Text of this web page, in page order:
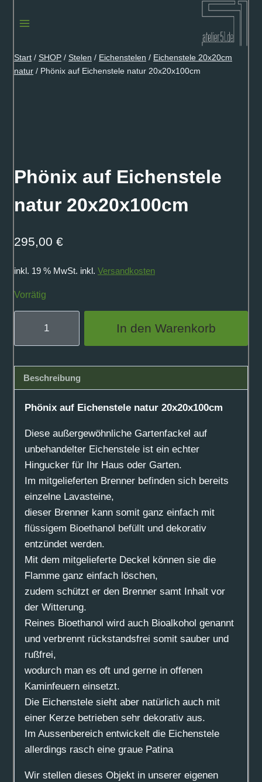
Inhalt
Start / SHOP / Stelen / Eichenstelen / Eichenstele 20x20cm
natur / Phönix auf Eichenstele natur 20x20x100cm
Phönix auf Eichenstele
natur 20x20x100cm
295,00 €
inkl. 19 % MwSt. inkl. Versandkosten
Vorrätig
natur
20x20x100cm
In den Warenkorb
Beschreibung
Phönix auf Eichenstele natur 20x20x100cm
Diese außergewöhnliche Gartenfackel auf
unbehandelter Eichenstele ist ein echter
Hingucker für Ihr Haus oder Garten.
Im mitgelieferten Brenner befinden sich bereits
einzelne Lavasteine,
dieser Brenner kann somit ganz einfach mit
flüssigem Bioethanol befüllt und dekorativ
entzündet werden.
Mit dem mitgelieferte Deckel können sie die
Flamme ganz einfach löschen,
zudem schützt er den Brenner samt Inhalt vor
der Witterung.
Reines Bioethanol wird auch Bioalkohol genannt
und verbrennt rückstandsfrei somit sauber und
rußfrei,
wodurch man es oft und gerne in offenen
Kaminfeuern einsetzt.
Die Eichenstele sieht aber natürlich auch mit
einer Kerze betrieben sehr dekorativ aus.
Im Aussenbereich entwickelt die Eichenstele
allerdings rasch eine graue Patina
Wir stellen dieses Objekt in unserer eigenen